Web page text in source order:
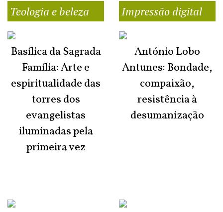
Teologia e beleza
Basílica da Sagrada
Família: Arte e
espiritualidade das
torres dos
evangelistas
iluminadas pela
primeira vez
Impressão digital
António Lobo
Antunes: Bondade,
compaixão,
resistência à
desumanização